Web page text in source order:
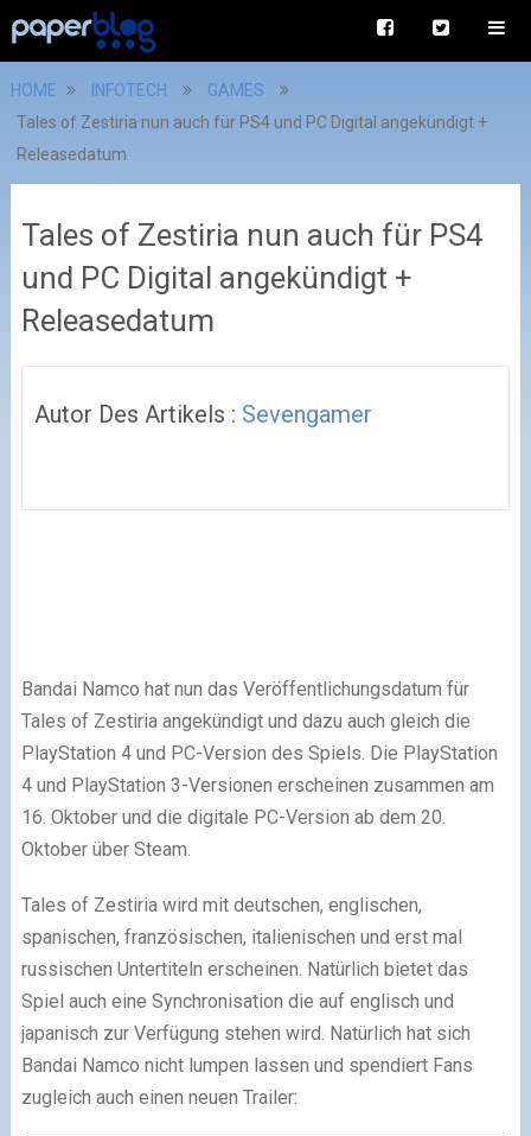
HOME INFOTECH
GAMES
Tales of Zestiria nun auch für PS4 und PC Digital angekündigt +
Releasedatum
Tales of Zestiria nun auch für PS4
und PC Digital angekündigt +
Releasedatum
Autor Des Artikels : Sevengamer
Bandai Namco hat nun das Veröffentlichungsdatum für
Tales of Zestiria angekündigt und dazu auch gleich die
PlayStation 4 und PC-Version des Spiels. Die PlayStation
4 und PlayStation 3-Versionen erscheinen zusammen am
16. Oktober und die digitale PC-Version ab dem 20.
Oktober über Steam.
Tales of Zestiria wird mit deutschen, englischen,
spanischen, französischen, italienischen und erst mal
russischen Untertiteln erscheinen. Natürlich bietet das
Spiel auch eine Synchronisation die auf englisch und
japanisch zur Verfügung stehen wird. Natürlich hat sich
Bandai Namco nicht lumpen lassen und spendiert Fans
zugleich auch einen neuen Trailer: